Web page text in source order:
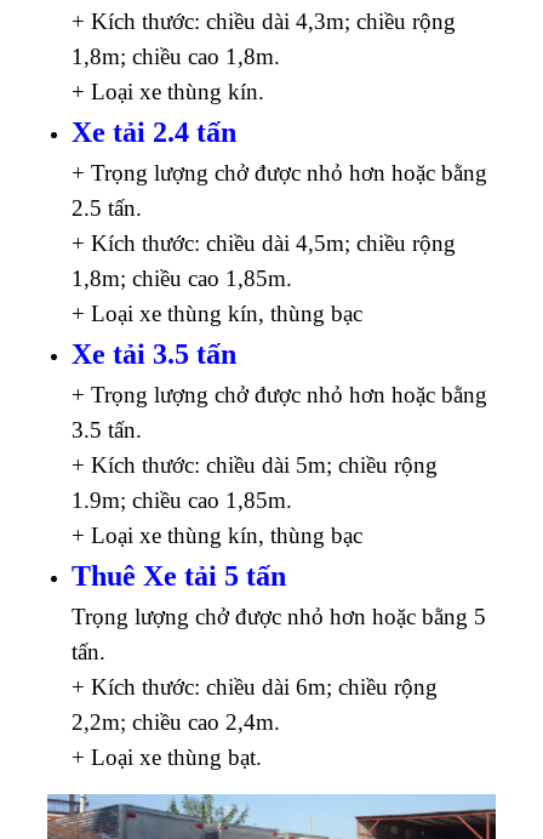
+ Kích thước: chiều dài 4,3m; chiều rộng
1,8m; chiều cao 1,8m.
+ Loại xe thùng kín.
Xe tải 2.4 tấn
+ Trọng lượng chở được nhỏ hơn hoặc bằng
2.5 tấn.
+ Kích thước: chiều dài 4,5m; chiều rộng
1,8m; chiều cao 1,85m.
+ Loại xe thùng kín, thùng bạc
Xe tải 3.5 tấn
+ Trọng lượng chở được nhỏ hơn hoặc bằng
3.5 tấn.
+ Kích thước: chiều dài 5m; chiều rộng
1.9m; chiều cao 1,85m.
+ Loại xe thùng kín, thùng bạc
Thuê Xe tải 5 tấn
Trọng lượng chở được nhỏ hơn hoặc bằng 5
tấn.
+ Kích thước: chiều dài 6m; chiều rộng
2,2m; chiều cao 2,4m.
+ Loại xe thùng bạt.